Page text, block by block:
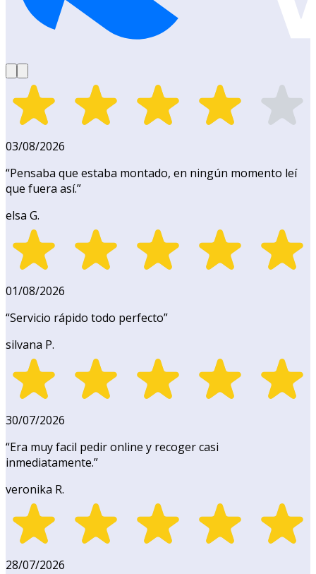
03/08/2026
“Pensaba que estaba montado, en ningún momento leí
que fuera así.”
elsa G.
01/08/2026
“Servicio rápido todo perfecto”
silvana P.
30/07/2026
“Era muy facil pedir online y recoger casi
inmediatamente.”
veronika R.
28/07/2026